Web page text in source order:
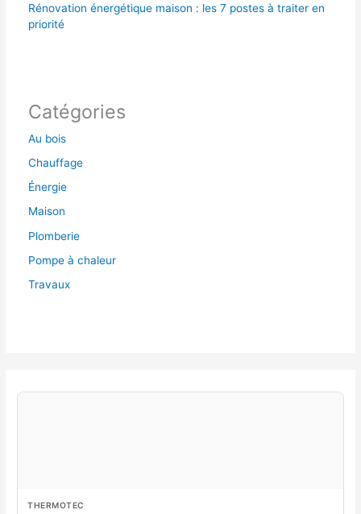
Rénovation énergétique maison : les 7 postes à traiter en
priorité
Catégories
Au bois
Chauffage
Énergie
Maison
Plomberie
Pompe à chaleur
Travaux
THERMOTEC